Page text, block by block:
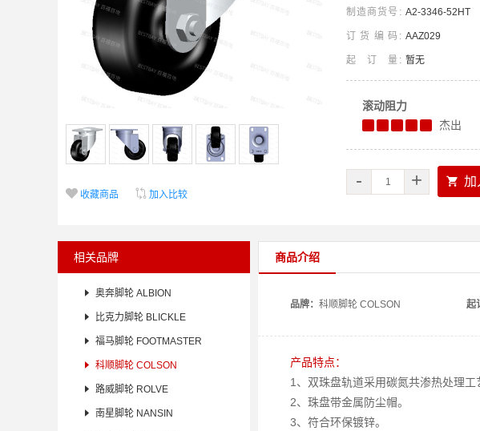
 收藏商品  加入比较
制造商货号 A2-3346-52HT
订货编码 AAZ029
起订量 暂无
滚动阻力
杰出
- +  加
相关品牌
 奥奔脚轮 ALBION
 比克力脚轮 BLICKLE
 福马脚轮 FOOTMASTER
 科顺脚轮 COLSON
 路威脚轮 ROLVE
 南星脚轮 NANSIN
商品介绍
品牌： 科顺脚轮 COLSON 起
产品特点：
1、双珠盘轨道采用碳氮共渗热处理
2、珠盘带金属防尘帽。
3、符合环保镀锌。